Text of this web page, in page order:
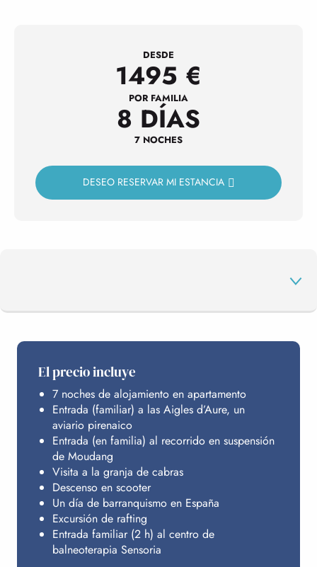
DESDE
1495 €
POR FAMILIA
8 DÍAS
7 NOCHES
DESEO RESERVAR MI ESTANCIA
SENSORIA
ALOJAMIENTO
PRESUPUESTO
El precio incluye
7 noches de alojamiento en apartamento
Entrada (familiar) a las Aigles d’Aure, un
aviario pirenaico
Entrada (en familia) al recorrido en suspensión
de Moudang
Visita a la granja de cabras
Descenso en scooter
Un día de barranquismo en España
Excursión de rafting
Entrada familiar (2 h) al centro de
balneoterapia Sensoria